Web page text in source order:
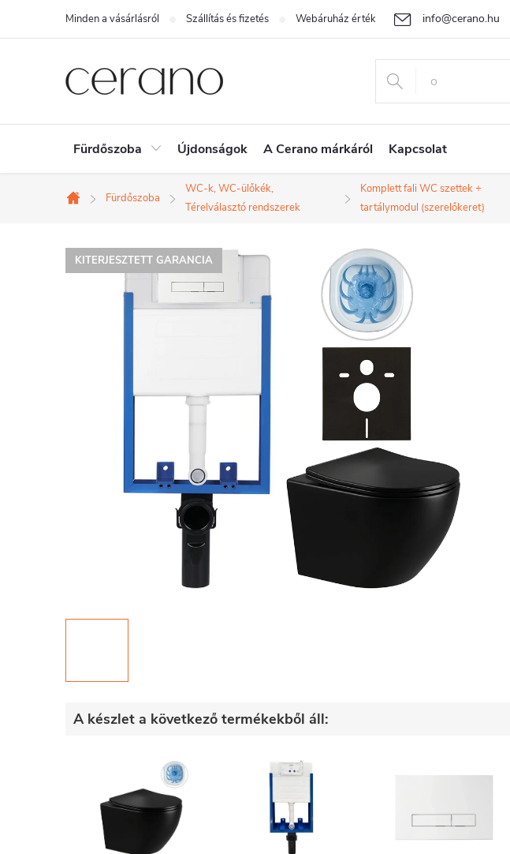
tartalomhoz
info@cerano.hu
Minden a vásárlásról Szállítás és fizetés Webáruház értékelése Egyedi árazás
Fürdőszoba Újdonságok A Cerano márkáról Kapcsolat
Kezdőlap
Fürdőszoba
WC-k, WC-ülőkék,
Térelválasztó rendszerek
Komplett fali WC szettek +
tartálymodul (szerelőkeret)
KITERJESZTETT GARANCIA
A készlet a következő termékekből áll: